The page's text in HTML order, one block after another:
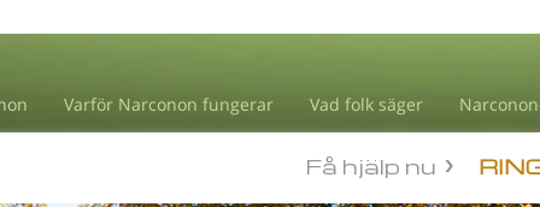
Varför Narconon fungerar Vad folk säger
Få hjälp nu